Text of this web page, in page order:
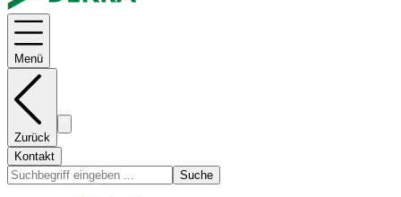
Menü
Zurück
Kontakt
Suche